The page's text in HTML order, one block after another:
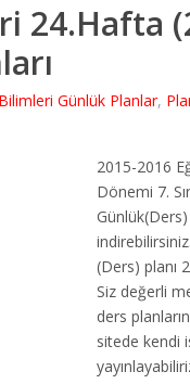
24.Hafta
Günlük Planlar,
2015-2016
Dönemi 7.
(Ders) planı
Siz değerli
ders
sitede kendi